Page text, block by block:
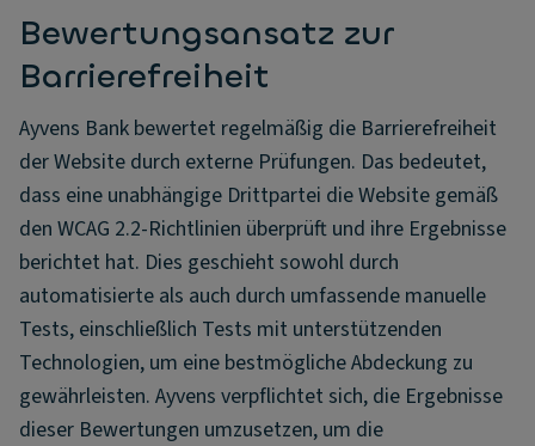
Bewertungsansatz zur
Barrierefreiheit
Ayvens Bank bewertet regelmäßig die Barrierefreiheit
der Website durch externe Prüfungen. Das bedeutet,
dass eine unabhängige Drittpartei die Website gemäß
den WCAG 2.2-Richtlinien überprüft und ihre Ergebnisse
berichtet hat. Dies geschieht sowohl durch
automatisierte als auch durch umfassende manuelle
Tests, einschließlich Tests mit unterstützenden
Technologien, um eine bestmögliche Abdeckung zu
gewährleisten. Ayvens verpflichtet sich, die Ergebnisse
dieser Bewertungen umzusetzen, um die